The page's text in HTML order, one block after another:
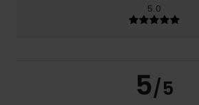
5.0
5/5